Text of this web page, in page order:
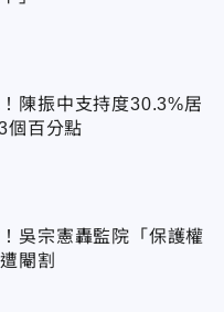
陳振中支持度30.3%居
百分點
吳宗憲轟監院「保護權
閹割